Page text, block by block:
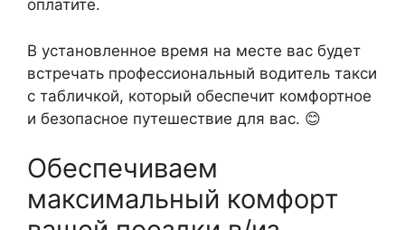
оплатите.
В установленное время на месте вас будет
встречать профессиональный водитель такси
с табличкой, который обеспечит комфортное
и безопасное путешествие для вас. 😊
Обеспечиваем
максимальный комфорт